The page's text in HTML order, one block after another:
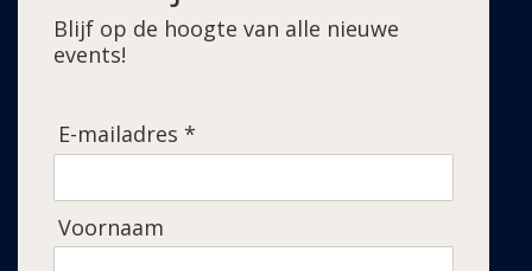
Blijf op de hoogte van alle nieuwe
events!
E-mailadres *
Voornaam